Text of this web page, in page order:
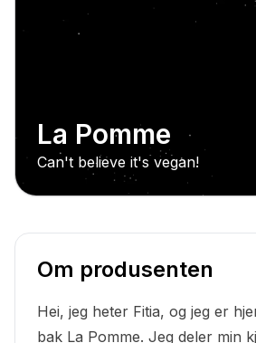
La Pomme
Can't believe it's vegan!
Om produsenten
Hei, jeg heter Fitia, og jeg er
bak La Pomme. Jeg deler min